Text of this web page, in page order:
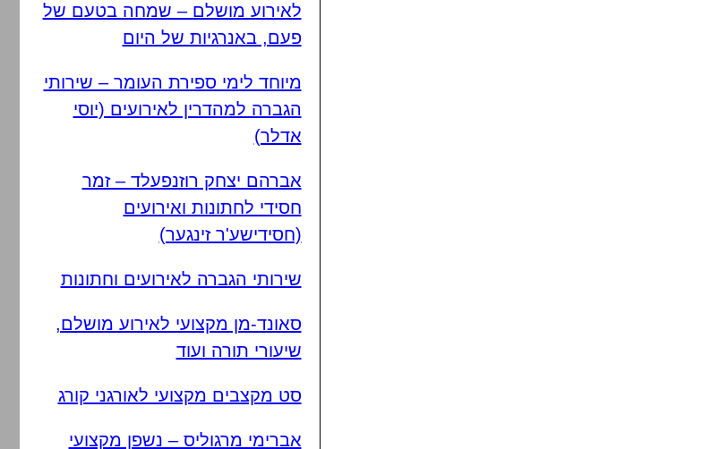
לאירוע מושלם – שמחה בטעם של
פעם, באנרגיות של היום
מיוחד לימי ספירת העומר – שירותי
הגברה למהדרין לאירועים (יוסי
אדלר)
אברהם יצחק רוזנפעלד – זמר
חסידי לחתונות ואירועים
(חסידישע'ר זינגער)
שירותי הגברה לאירועים וחתונות
סאונד-מן מקצועי לאירוע מושלם,
שיעורי תורה ועוד
סט מקצבים מקצועי לאורגני קורג
אברימי מרגוליס – נשפן מקצועי